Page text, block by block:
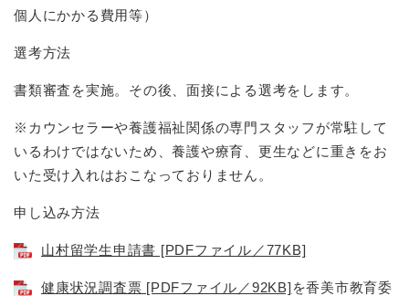
個人にかかる費用等）
選考方法
書類審査を実施。その後、面接による選考をします。​
※カウンセラーや養護福祉関係の専門スタッフが常駐して
いるわけではないため、養護や療育、更生などに重きをお
いた受け入れはおこなっておりません。
申し込み方法
山村留学生申請書 [PDFファイル／77KB]
健康状況調査票 [PDFファイル／92KB] を香美市教育委